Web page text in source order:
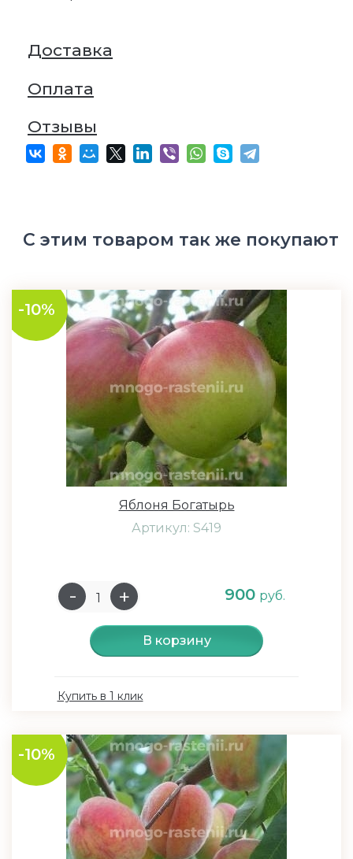
Доставка
Оплата
Отзывы
С этим товаром так же покупают
-10%
Яблоня Богатырь
Артикул: S419
900 руб.
В корзину
Купить в 1 клик
-10%